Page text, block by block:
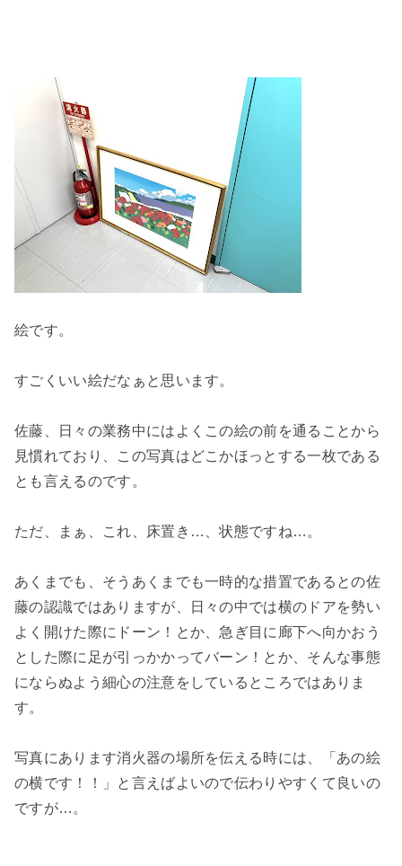
絵です。
すごくいい絵だなぁと思います。
佐藤、日々の業務中にはよくこの絵の前を通ることから
見慣れており、この写真はどこかほっとする一枚である
とも言えるのです。
ただ、まぁ、これ、床置き…、状態ですね…。
あくまでも、そうあくまでも一時的な措置であるとの佐
藤の認識ではありますが、日々の中では横のドアを勢い
よく開けた際にドーン！とか、急ぎ目に廊下へ向かおう
とした際に足が引っかかってバーン！とか、そんな事態
にならぬよう細心の注意をしているところではありま
す。
写真にあります消火器の場所を伝える時には、「あの絵
の横です！！」と言えばよいので伝わりやすくて良いの
ですが…。